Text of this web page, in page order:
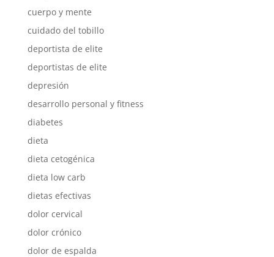
cuerpo y mente
cuidado del tobillo
deportista de elite
deportistas de elite
depresión
desarrollo personal y fitness
diabetes
dieta
dieta cetogénica
dieta low carb
dietas efectivas
dolor cervical
dolor crónico
dolor de espalda